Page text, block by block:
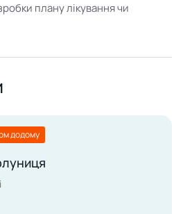
плану лікування чи
додому